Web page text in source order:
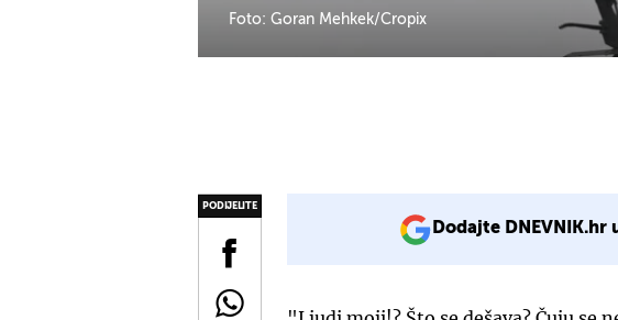
Foto: Goran Mehkek/Cropix
PODIJELITE
Dodajte